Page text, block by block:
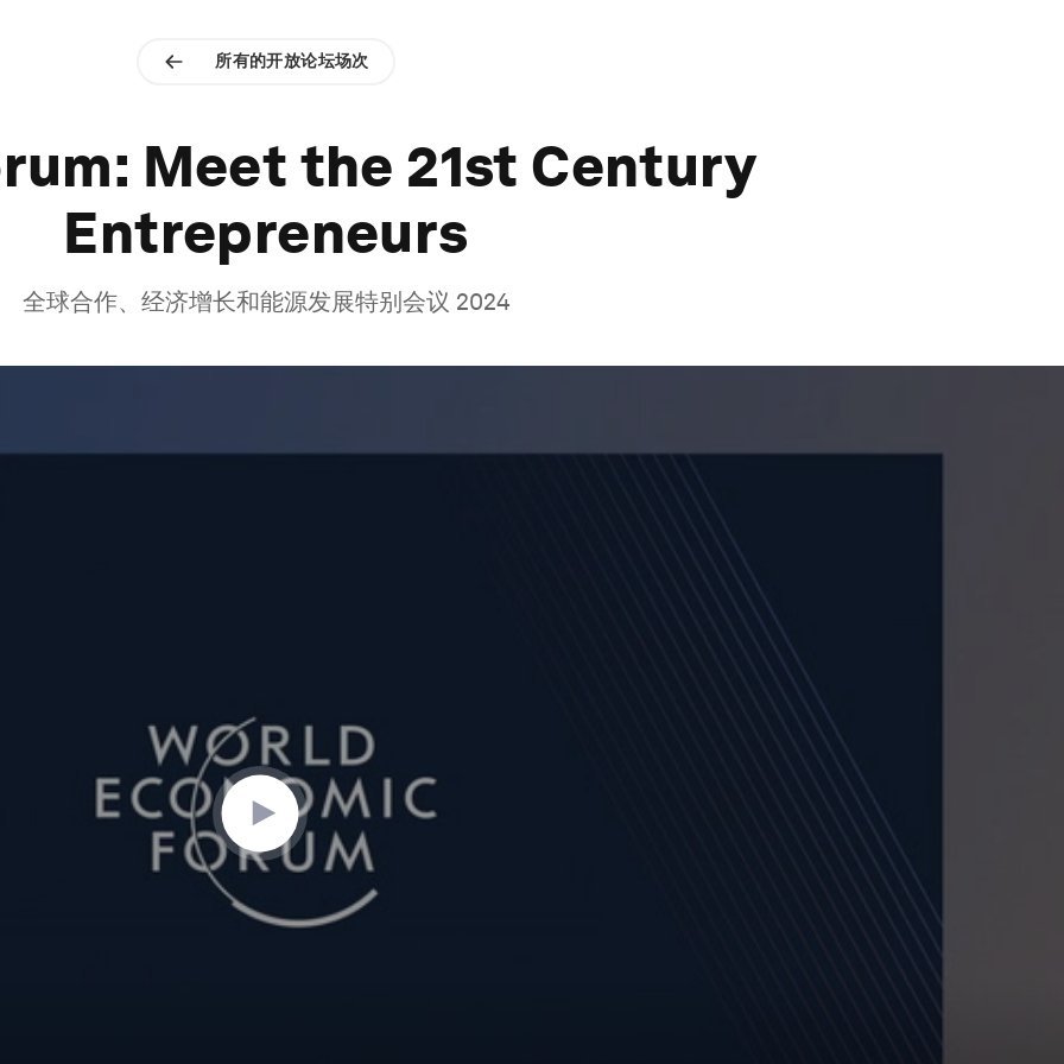
所有的开放论坛场次
Meet the 21st Century
Entrepreneurs
全球合作、经济增长和能源发展特别会议 2024